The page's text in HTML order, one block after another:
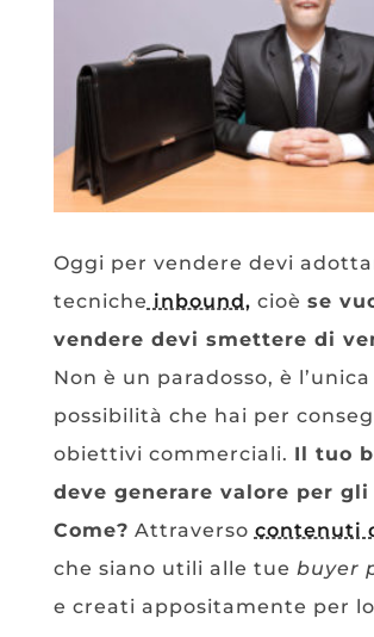
Oggi per vendere devi
tecniche inbound, cioè se
vendere devi smettere di
Non è un paradosso, è l’unica
possibilità che hai per
obiettivi commerciali. Il tuo
deve generare valore per
Come? Attraverso contenuti
che siano utili alle tue buyer
e creati appositamente per